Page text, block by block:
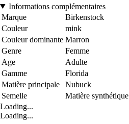
Informations complémentaires
Marque
Birkenstock
Couleur
mink
Couleur dominante Marron
Genre
Femme
Age
Adulte
Gamme
Florida
Matière principale
Nubuck
Semelle
Matière synthétique
Loading...
Loading...